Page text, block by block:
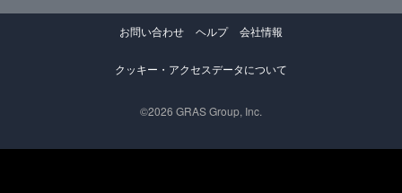
お問い合わせ ヘルプ 会社情報
クッキー・アクセスデータについて
©2026 GRAS Group, Inc.